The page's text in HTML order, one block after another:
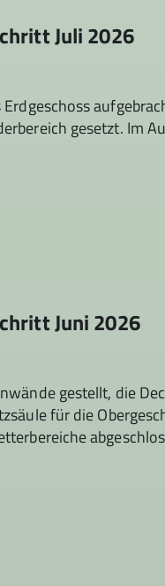
Juli 2026
gesetzt. Im
Juni 2026
gestellt, die
für die